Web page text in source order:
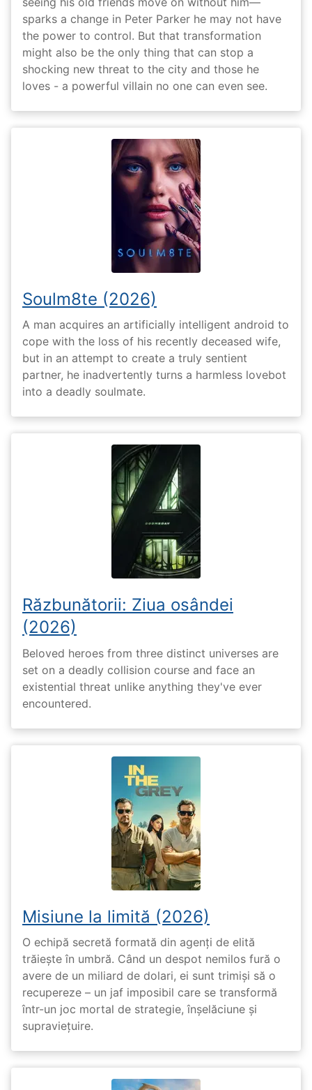
sparks a change in Peter Parker he may not have
the power to control. But that transformation
might also be the only thing that can stop a
shocking new threat to the city and those he
loves - a powerful villain no one can even see.
Soulm8te (2026)
A man acquires an artificially intelligent android to
cope with the loss of his recently deceased wife,
but in an attempt to create a truly sentient
partner, he inadvertently turns a harmless lovebot
into a deadly soulmate.
Răzbunătorii: Ziua osândei
(2026)
Beloved heroes from three distinct universes are
set on a deadly collision course and face an
existential threat unlike anything they've ever
encountered.
Misiune la limită (2026)
O echipă secretă formată din agenți de elită
trăiește în umbră. Când un despot nemilos fură o
avere de un miliard de dolari, ei sunt trimiși să o
recupereze – un jaf imposibil care se transformă
într-un joc mortal de strategie, înșelăciune și
supraviețuire.